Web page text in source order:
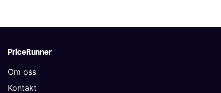
PriceRunner
Om oss
Kontakt